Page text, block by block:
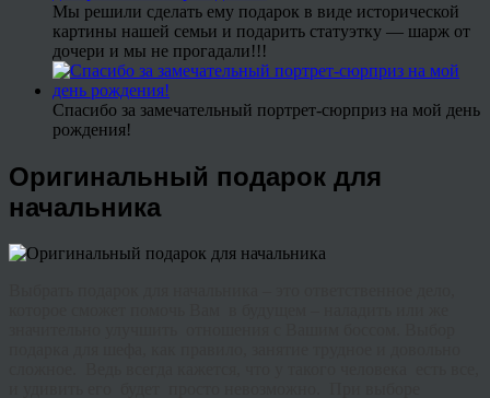
Мы решили сделать ему подарок в виде исторической
картины нашей семьи и подарить статуэтку — шарж от
дочери и мы не прогадали!!!
Спасибо за замечательный портрет-сюрприз на мой день
рождения!
Оригинальный подарок для
начальника